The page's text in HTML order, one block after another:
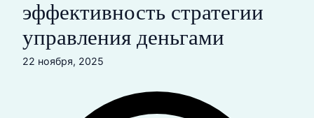
эффективность стратегии
управления деньгами
22 ноября, 2025